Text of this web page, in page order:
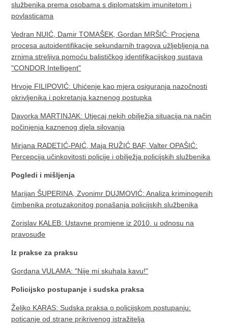
službenika prema osobama s diplomatskim imunitetom i
povlasticama
Vedran NUIĆ, Damir TOMAŠEK, Gordan MRŠIĆ: Procjena
procesa autoidentifikacije sekundarnih tragova užljebljenja na
zrnima streljiva pomoću balističkog identifikacijskog sustava
"CONDOR Intelligent"
Hrvoje FILIPOVIĆ: Uhićenje kao mjera osiguranja nazočnosti
okrivljenika i pokretanja kaznenog postupka
Davorka MARTINJAK: Utjecaj nekih obilježja situacija na način
počinjenja kaznenog djela silovanja
Mirjana RADETIĆ-PAIĆ, Maja RUŽIĆ BAF, Valter OPAŠIĆ:
Percepcija učinkovitosti policije i obilježja policijskih službenika
Pogledi i mišljenja
Marijan ŠUPERINA, Zvonimr DUJMOVIĆ: Analiza kriminogenih
čimbenika protuzakonitog ponašanja policijskih službenika
Zorislav KALEB: Ustavne promjene iz 2010. u odnosu na
pravosuđe
Iz prakse za praksu
Gordana VULAMA: "Nije mi skuhala kavu!"
Policijsko postupanje i sudska praksa
Željko KARAS: Sudska praksa o policijskom postupanju:
poticanje od strane prikrivenog istražitelja